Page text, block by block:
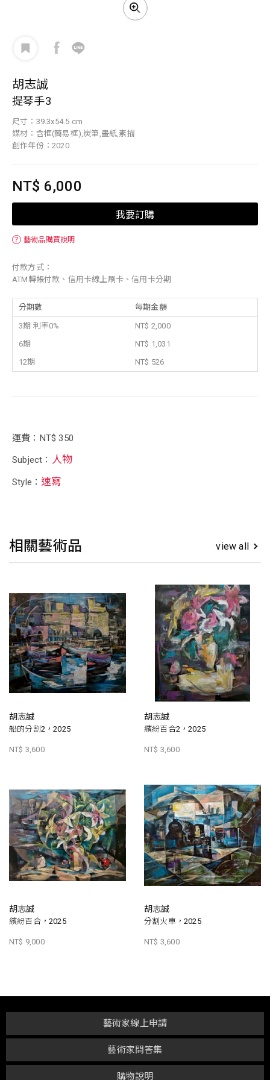
胡志誠
提琴手3
尺寸：39.3x54.5 cm
媒材：含框(簡易框),炭筆,畫紙,素描
創作年份：2020
NT$ 6,000
我要訂購
？ 藝術品購買說明
付款方式：
ATM轉帳付款、信用卡線上刷卡、信用卡分期
分期數 每期金額
3期 利率0%
NT$ 2,000
6期
NT$ 1,031
12期
NT$ 526
運費：NT$ 350
Subject： 人物
Style： 速寫
相關藝術品 view all
胡志誠
船的分割2，2025
NT$ 3,600
胡志誠
繽紛百合2，2025
NT$ 3,600
胡志誠
繽紛百合，2025
NT$ 9,000
胡志誠
分割火車，2025
NT$ 3,600
購物說明
藝術家問答集
藝術家線上申請